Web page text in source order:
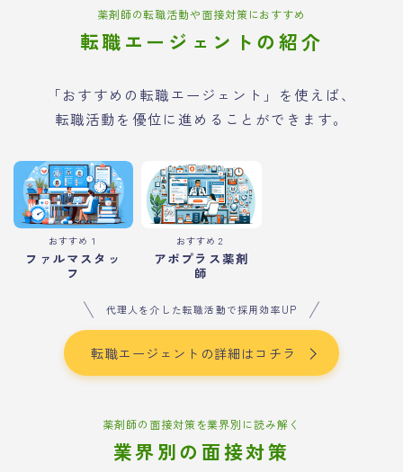
薬剤師の転職活動や面接対策におすすめ
転職エージェントの紹介
「おすすめの転職エージェント」を使えば、
転職活動を優位に進めることができます。
おすすめ１
ファルマスタッ
フ
おすすめ２
アポプラス薬剤
師
代理人を介した転職活動で採用効率UP
転職エージェントの詳細はコチラ
薬剤師の面接対策を業界別に読み解く
業界別の面接対策